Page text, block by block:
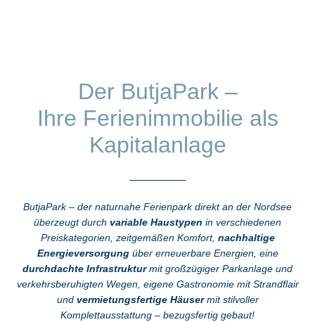
Der ButjaPark –
Ihre Ferienimmobilie als
Kapitalanlage
ButjaPark – der naturnahe Ferienpark direkt an der Nordsee
überzeugt durch variable Haustypen in verschiedenen
Preiskategorien, zeitgemäßen Komfort, nachhaltige
Energieversorgungüber erneuerbare Energien, eine
durchdachte Infrastrukturmit großzügiger Parkanlage und
verkehrsberuhigten Wegen, eigene Gastronomie mit Strandflair
und vermietungsfertige Häusermit stilvoller
Komplettausstattung – bezugsfertig gebaut!